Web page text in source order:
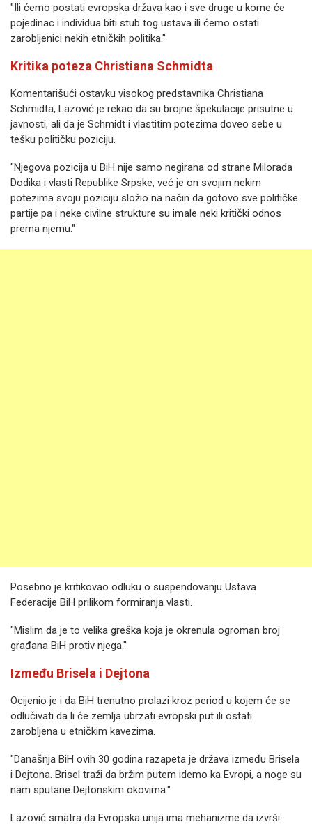
"Ili ćemo postati evropska država kao i sve druge u kome će
pojedinac i individua biti stub tog ustava ili ćemo ostati
zarobljenici nekih etničkih politika."
Kritika poteza Christiana Schmidta
Komentarišući ostavku visokog predstavnika Christiana
Schmidta, Lazović je rekao da su brojne špekulacije prisutne u
javnosti, ali da je Schmidt i vlastitim potezima doveo sebe u
tešku političku poziciju.
"Njegova pozicija u BiH nije samo negirana od strane Milorada
Dodika i vlasti Republike Srpske, već je on svojim nekim
potezima svoju poziciju složio na način da gotovo sve političke
partije pa i neke civilne strukture su imale neki kritički odnos
prema njemu."
Posebno je kritikovao odluku o suspendovanju Ustava
Federacije BiH prilikom formiranja vlasti.
"Mislim da je to velika greška koja je okrenula ogroman broj
građana BiH protiv njega."
Između Brisela i Dejtona
Ocijenio je i da BiH trenutno prolazi kroz period u kojem će se
odlučivati da li će zemlja ubrzati evropski put ili ostati
zarobljena u etničkim kavezima.
"Današnja BiH ovih 30 godina razapeta je država između Brisela
i Dejtona. Brisel traži da bržim putem idemo ka Evropi, a noge su
nam sputane Dejtonskim okovima."
Lazović smatra da Evropska unija ima mehanizme da izvrši